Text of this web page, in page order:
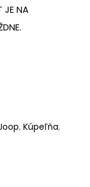
NA
, Kúpeľňa,